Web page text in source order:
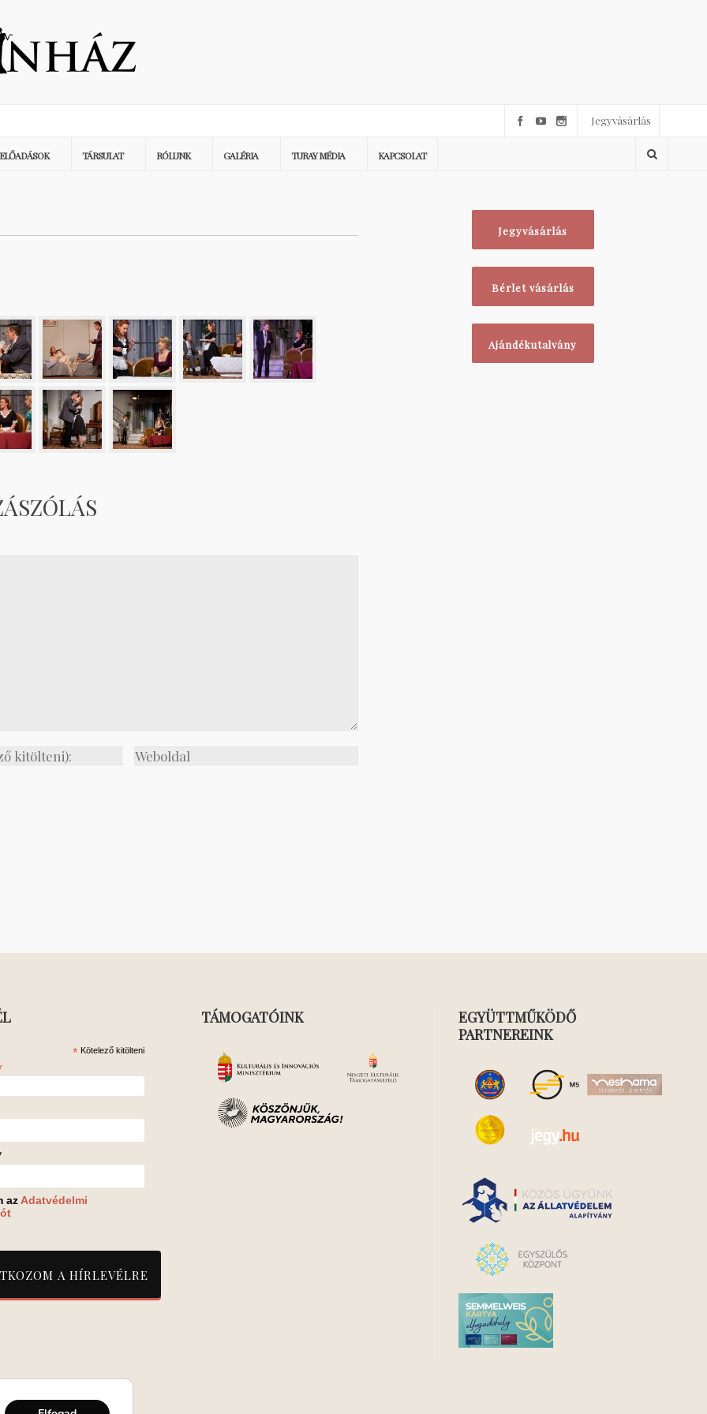
Jegyvásárlás
ELŐADÁSOK TÁRSULAT RÓLUNK GALÉRIA TURAY MÉDIA KAPCSOLAT
Jegyvásárlás
Bérlet vásárlás
Ajándékutalvány
* Kötelező kitölteni
az Adatvédelmi
TÁMOGATÓINK
EGYÜTTMŰKÖDŐ
PARTNEREINK